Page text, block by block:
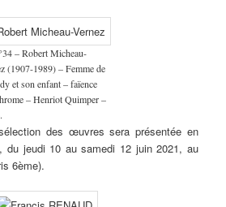
– Robert Micheau-
(1907-1989) – Femme de
et son enfant – faïence
– Henriot Quimper –
des œuvres sera présentée en
du jeudi 10 au samedi 12 juin 2021, au
6ème).